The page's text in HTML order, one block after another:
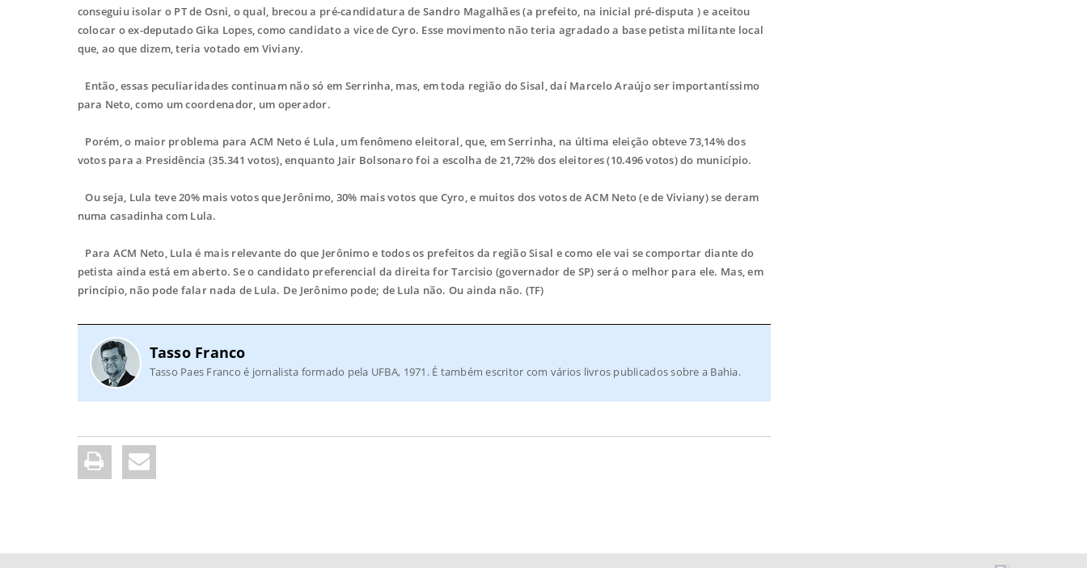
conseguiu isolar o PT de Osni, o qual, brecou a pré-candidatura de Sandro Magalhães (a prefeito, na inicial pré-disputa ) e aceitou
colocar o ex-deputado Gika Lopes, como candidato a vice de Cyro. Esse movimento não teria agradado a base petista militante local
que, ao que dizem, teria votado em Viviany.
Então, essas peculiaridades continuam não só em Serrinha, mas, em toda região do Sisal, daí Marcelo Araújo ser importantíssimo
para Neto, como um coordenador, um operador.
Porém, o maior problema para ACM Neto é Lula, um fenômeno eleitoral, que, em Serrinha, na última eleição obteve 73,14% dos
votos para a Presidência (35.341 votos), enquanto Jair Bolsonaro foi a escolha de 21,72% dos eleitores (10.496 votos) do município.
Ou seja, Lula teve 20% mais votos que Jerônimo, 30% mais votos que Cyro, e muitos dos votos de ACM Neto (e de Viviany) se deram
numa casadinha com Lula.
Para ACM Neto, Lula é mais relevante do que Jerônimo e todos os prefeitos da região Sisal e como ele vai se comportar diante do
petista ainda está em aberto. Se o candidato preferencial da direita for Tarcisio (governador de SP) será o melhor para ele. Mas, em
princípio, não pode falar nada de Lula. De Jerônimo pode; de Lula não. Ou ainda não. (TF)
Tasso Franco
Tasso Paes Franco é jornalista formado pela UFBA, 1971. É também escritor com vários livros publicados sobre a Bahia.